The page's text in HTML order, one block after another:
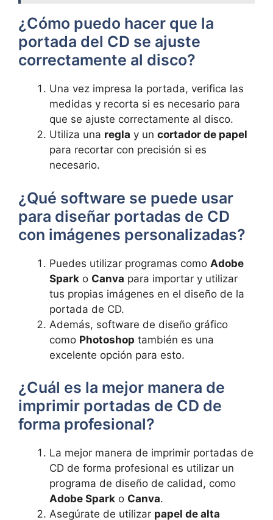
¿Cómo puedo hacer que la‌
portada del CD se ajuste⁣
correctamente al disco?
Una vez ⁢impresa la portada, verifica⁢ las‌
medidas y ‌recorta si es necesario para
que se ajuste correctamente al disco.
Utiliza una regla y un cortador de‌ papel
para recortar con precisión si es
necesario.
¿Qué software se puede usar
para diseñar⁤ portadas de CD
con imágenes personalizadas?
Puedes utilizar programas como Adobe
Spark o Canva para importar y utilizar
tus propias imágenes en⁣ el diseño de la
portada de CD.
Además, software de diseño gráfico
como Photoshop también es una
excelente ⁣opción para⁢ esto.
¿Cuál es la mejor manera de
imprimir portadas de CD de
forma profesional?
La mejor manera de imprimir portadas de
CD‍ de forma profesional es utilizar un
programa de diseño de calidad, como
Adobe Spark o Canva.
Asegúrate de utilizar papel de alta